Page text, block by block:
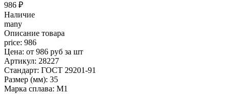
986 ₽
Наличие
many
Описание товара
price: 986
Цена: от 986 руб за шт
Артикул: 28227
Стандарт: ГОСТ 29201-91
Размер (мм): 35
Марка сплава: М1